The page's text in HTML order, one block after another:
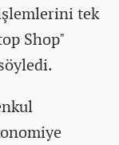
tek
Shop"